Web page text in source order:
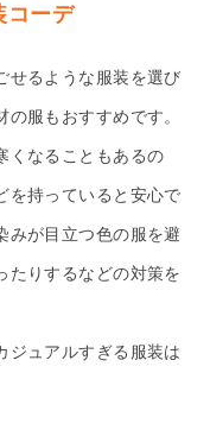
コーデ
せるような服装を選び
服もおすすめです。
くなることもあるの
を持っていると安心で
みが目立つ色の服を避
たりするなどの対策を
ジュアルすぎる服装は